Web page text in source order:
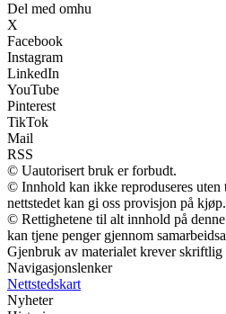
Del med omhu
X
Facebook
Instagram
LinkedIn
YouTube
Pinterest
TikTok
Mail
RSS
© Uautorisert bruk er forbudt.
© Innhold kan ikke reproduseres uten
nettstedet kan gi oss provisjon på kjøp.
© Rettighetene til alt innhold på
kan tjene penger gjennom
Gjenbruk av materialet krever
Navigasjonslenker
Nettstedskart
Nyheter